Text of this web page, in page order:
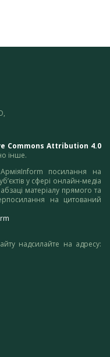
Commons Attribution 4.0
інше.
посилання на
у сфері онлайн-медіа
матеріалу прямого та
на цитований
надсилайте на адресу: